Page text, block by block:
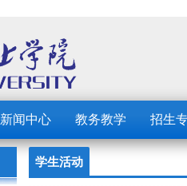
新闻中心 教务教学 招生
学生活动